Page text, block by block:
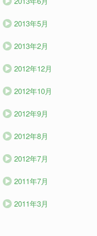
2013年5月
2013年2月
2012年12月
2012年10月
2012年9月
2012年8月
2012年7月
2011年7月
2011年3月